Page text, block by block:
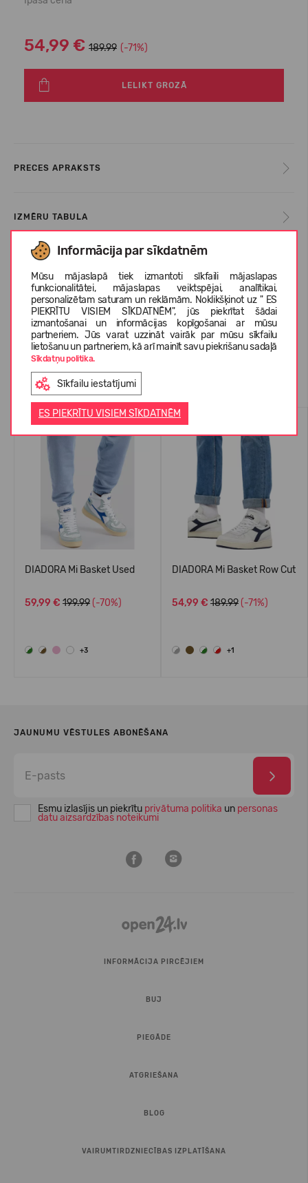
Informācija par sīkdatnēm
Mūsu mājaslapā tiek izmantoti sīkfaili mājaslapas
funkcionalitātei, mājaslapas veiktspējai, analītikai,
personalizētam saturam un reklāmām. Noklikšķinot uz " ES
PIEKRĪTU VISIEM SĪKDATNĒM", jūs piekrītat šādai
izmantošanai un informācijas kopīgošanai ar mūsu
partneriem. Jūs varat uzzināt vairāk par mūsu sīkfailu
lietošanu un partneriem, kā arī mainīt savu piekrišanu sadaļā
Sīkdatņu politika.
Sīkfailu iestatījumi
ES PIEKRĪTU VISIEM SĪKDATNĒM
54,99 € 189.99 (-71%)
LELIKT GROZĀ
PRECES APRAKSTS
IZMĒRU TABULA
KLIENTU ATSAUKSMES (0)
Līdzīgas preces
-70%
DIADORA Mi Basket Used
59,99 € 199.99 (-70%)
+3
-71%
DIADORA Mi Basket Row Cut
54,99 € 189.99 (-71%)
+1
JAUNUMU VĒSTULES ABONĒŠANA
Esmu izlasījis un piekrītu privātuma politika un personas
datu aizsardzības noteikumi
INFORMĀCIJA PIRCĒJIEM
BUJ
PIEGĀDE
ATGRIEŠANA
BLOG
VAIRUMTIRDZNIECĪBAS IZPLATĪŠANA